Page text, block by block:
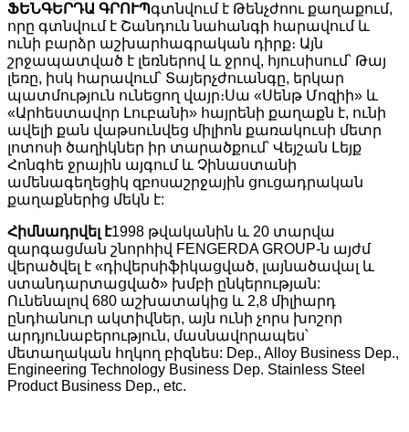
ՖԵՆԳԵՐԴԱ ԳՐՈՒՊգտնվում է Թենչժոու քաղաքում,
որը գտնվում է Շանդուն նահանգի հարավում և
ունի բարձր աշխարհագրական դիրք։ Այն
շրջապատված է լեռներով և ջրով, հյուսիսում՝ Թայ
լեռը, իսկ հարավում՝ Տայերչժուանգը, երկար
պատմություն ունեցող վայր։Սա «Սենթ Մոզիի» և
«Արհեստավոր Լուբանի» հայրենի քաղաքն է, ունի
ավելի քան վաթսունվեց միլիոն քառակուսի մետր
լոտոսի ծաղիկներ իր տարածքում՝ Վեյշան Լեյք
Հոնգհե ջրային այգում և Չինաստանի
ամենագեղեցիկ զբոսաշրջային ցուցադրական
քաղաքներից մեկն է:
Հիմնադրվել է1998 թվականին և 20 տարվա
զարգացման շնորհիվ FENGERDA GROUP-ն այժմ
վերածվել է «դիվերսիֆիկացված, լայնածավալ և
ստանդարտացված» խմբի ընկերության:
Ունենալով 680 աշխատակից և 2,8 միլիարդ
ընդհանուր ակտիվներ, այն ունի չորս խոշոր
արդյունաբերություն, մասնավորապես՝
մետաղական հղկող բիզնես: Dep., Alloy Business Dep.,
Engineering Technology Business Dep. Stainless Steel
Product Business Dep., etc.